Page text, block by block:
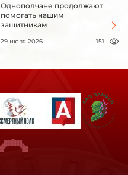
Однополчане продолжают
помогать нашим
защитникам
29 июля 2026 151